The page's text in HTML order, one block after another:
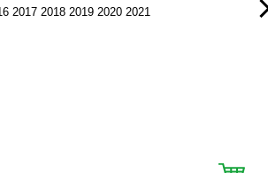
2017 2018 2019 2020 2021